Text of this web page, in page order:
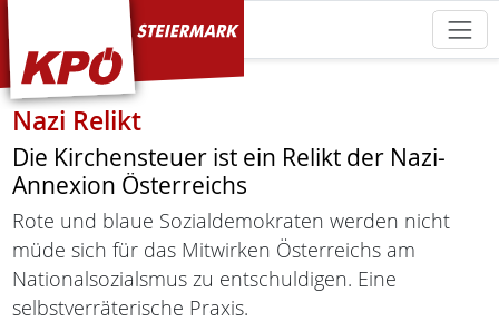
KPÖ Steiermark
Nazi Relikt
Die Kirchensteuer ist ein Relikt der Nazi-
Annexion Österreichs
Rote und blaue Sozialdemokraten werden nicht
müde sich für das Mitwirken Österreichs am
Nationalsozialsmus zu entschuldigen. Eine
selbstverräterische Praxis.